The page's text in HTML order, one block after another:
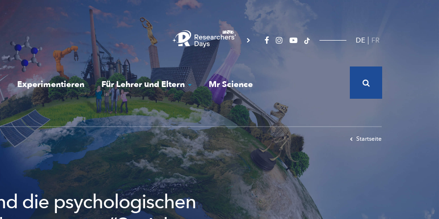
DE FR
Experimentieren Für Lehrer und Eltern Mr Science
Startseite
die psychologischen